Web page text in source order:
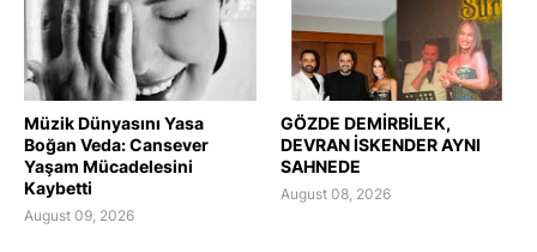
Müzik Dünyasını Yasa
Boğan Veda: Cansever
Yaşam Mücadelesini
Kaybetti
August 09, 2026
GÖZDE DEMİRBİLEK,
DEVRAN İSKENDER AYNI
SAHNEDE
August 08, 2026